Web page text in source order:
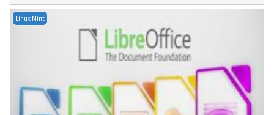
Linux Mint